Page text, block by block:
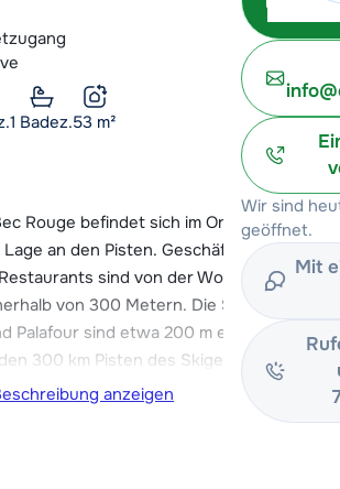
Wir sind
geöffnet.
Mit
1 Badez.53 m²
Rouge befindet sich im Ortsteil Tignes
an den Pisten. Geschäfte,
sind von der Wohnung aus zu
von 300 Metern. Die Skilifte
Palafour sind etwa 200 m entfernt und
300 km Pisten des Skigebiets Tignes
befindet sich 200 m von der
einfach, aber schön eingerichtete
anzeigen